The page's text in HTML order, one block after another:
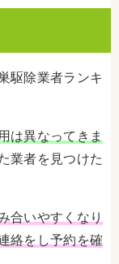
駆除業者ランキ
は異なってきま
業者を見つけた
合いやすくなり
絡をし予約を確